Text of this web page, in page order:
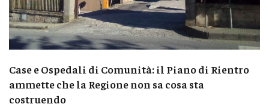
Case e Ospedali di Comunità: il Piano di Rientro
ammette che la Regione non sa cosa sta
costruendo